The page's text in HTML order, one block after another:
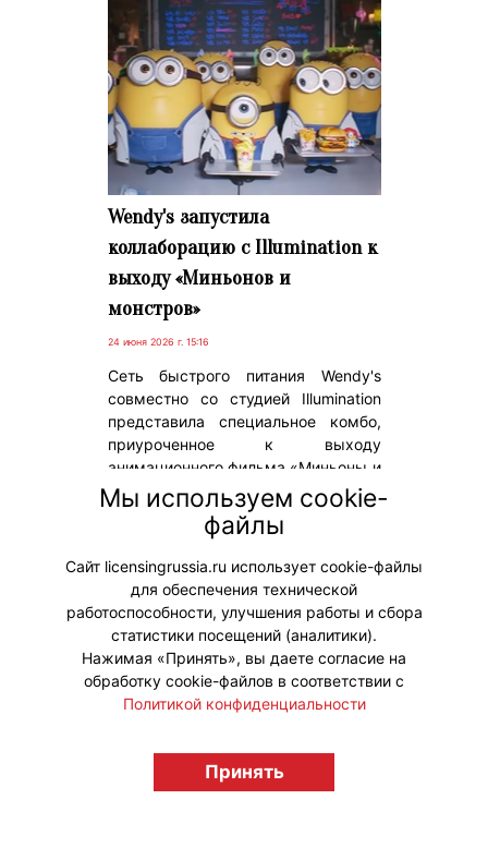
Wendy's запустила
коллаборацию с Illumination к
выходу «Миньонов и
монстров»
24 июня 2026 г. 15:16
Сеть быстрого питания Wendy's
совместно со студией Illumination
представила специальное комбо,
приуроченное к выходу
анимационного фильма «Миньоны и
монстры». В набор вошли
тематические блюда и
коллекционные фигурки в формате
blind box.
#Коллаборации
licensingrussia.ru, 2009-2026 12+
Мы используем cookie-
файлы
Сайт licensingrussia.ru использует cookie-файлы
для обеспечения технической
работоспособности, улучшения работы и сбора
статистики посещений (аналитики).
Нажимая «Принять», вы даете согласие на
обработку cookie-файлов в соответствии с
Политикой конфиденциальности
Принять